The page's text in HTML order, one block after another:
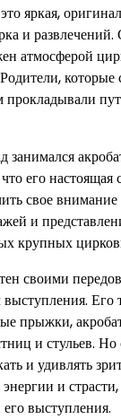
яркая,
и развлечений.
атмосферой
занимался
его настоящая
свое внимание
и
крупных
своими
прыжки,
и стульев.
и удивлять
и страсти,
выступления.